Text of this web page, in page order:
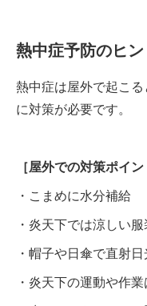
熱中症予防のヒ
熱中症は屋外で起こ
に対策が必要です。
［屋外での対策ポイン
・こまめに水分補給
・炎天下では涼しい
・帽子や日傘で直射
・炎天下の運動や作